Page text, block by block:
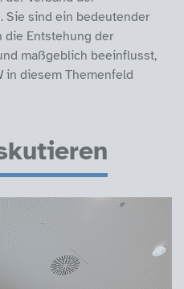
Sie sind ein bedeutender
die Entstehung der
maßgeblich beeinflusst,
in diesem Themenfeld